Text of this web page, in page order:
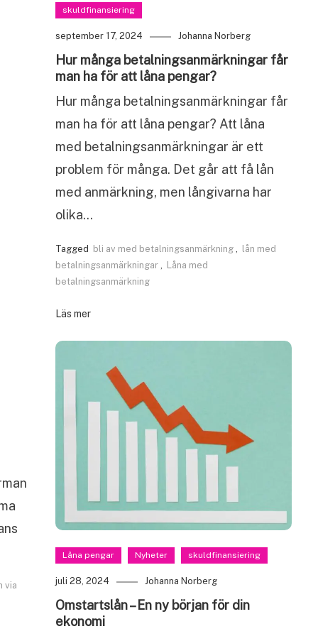
skuldfinansiering
september 17, 2024 Johanna Norberg
Hur många betalningsanmärkningar får
man ha för att låna pengar?
Hur många betalningsanmärkningar får
man ha för att låna pengar? Att låna
med betalningsanmärkningar är ett
problem för många. Det går att få lån
med anmärkning, men långivarna har
olika…
Tagged bli av med betalningsanmärkning
lån med
betalningsanmärkningar
Låna med
betalningsanmärkning
Läs mer
via
Låna pengar Nyheter skuldfinansiering
juli 28, 2024 Johanna Norberg
Omstartslån – En ny början för din
ekonomi